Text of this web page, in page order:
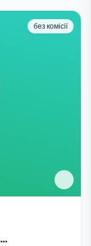
без комісії